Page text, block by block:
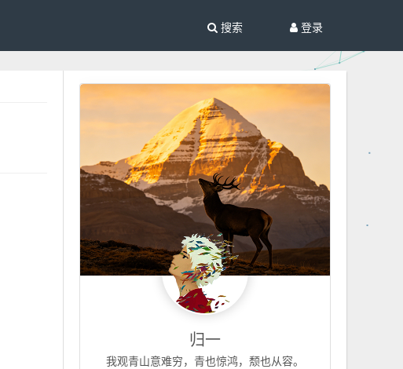
登录
搜索
归一
我观青山意难穷，青也惊鸿，颓也从容。